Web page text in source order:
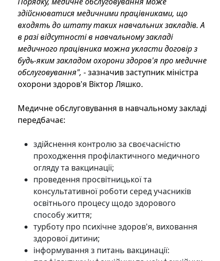
здійснюватися медичними працівниками, що
входять до штату таких навчальних закладів. А
в разі відсутності в навчальному закладі
медичного працівника можна укласти договір з
будь-яким закладом охорони здоров'я про медичне
обслуговування", - зазначив заступник міністра
охорони здоров'я Віктор Ляшко.
Медичне обслуговування в навчальному закладі
передбачає:
здійснення контролю за своєчасністю
проходження профілактичного медичного
огляду та вакцинації;
проведення просвітницької та
консультативної роботи серед учасників
освітнього процесу щодо здорового
способу життя;
турботу про психічне здоров'я, виховання
здорової дитини;
інформування з питань вакцинації: